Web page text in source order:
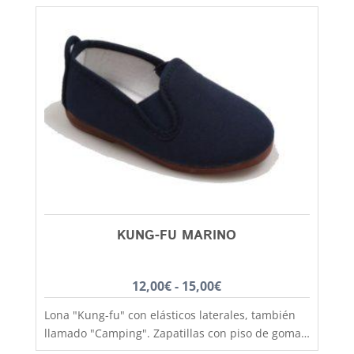
KUNG-FU MARINO
12,00€ - 15,00€Rango
de
precios:
desde
Lona "Kung-fu" con elásticos laterales, también
llamado "Camping". Zapatillas con piso de goma